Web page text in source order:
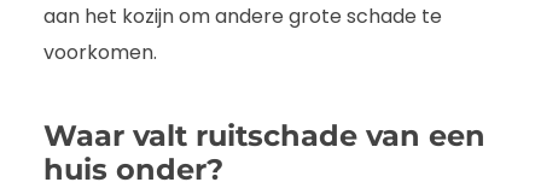
aan het kozijn om andere grote schade te
voorkomen.
Waar valt ruitschade van een
huis onder?